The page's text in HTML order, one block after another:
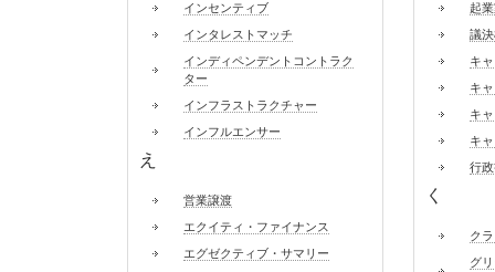
インセンティブ
インタレストマッチ
インディペンデントコントラク
ター
インフラストラクチャー
インフルエンサー
え
営業譲渡
エクイティ・ファイナンス
エグゼクティブ・サマリー
起
議
キ
キ
キ
キ
行
く
ク
グ